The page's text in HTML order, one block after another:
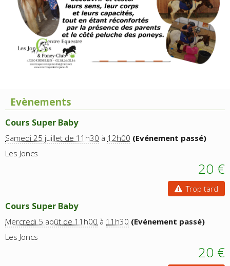
Evènements
Cours Super Baby
Samedi 25 juillet de 11h30 à 12h00 (Evénement passé)
Les Joncs
20 €
Trop tard
Cours Super Baby
Mercredi 5 août de 11h00 à 11h30 (Evénement passé)
Les Joncs
20 €